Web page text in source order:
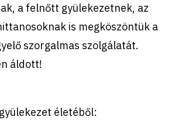
a felnőtt gyülekezetnek, az
is megköszöntük a
szorgalmas szolgálatát.
áldott!
életéből: